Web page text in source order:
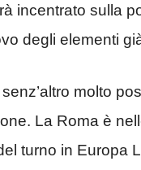
incentrato sulla
degli elementi
molto
La Roma è
turno in Europa